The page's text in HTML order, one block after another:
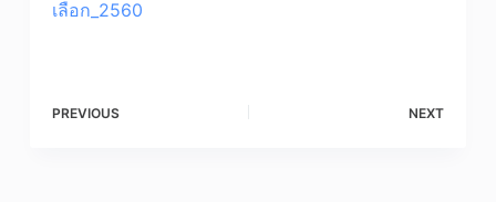
เลือก_2560
PREVIOUS NEXT